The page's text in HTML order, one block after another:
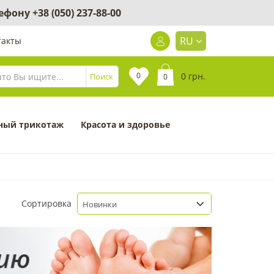
+38 (050) 237-88-00
RU
Поиск 0 0 0 грн.
трикотаж Красота и здоровье
Сортировка Новинки